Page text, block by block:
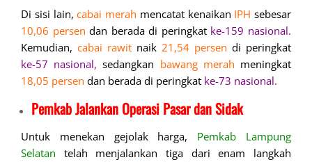
Di sisi lain,cabai merah mencatat kenaikan IPH sebesar
10,06 persen dan berada di peringkat ke-159 nasional.
Kemudian, cabai rawit naik 21,54 persen di peringkat
ke-57 nasional, sedangkan bawang merah meningkat
18,05 persen dan berada di peringkat ke-73 nasional.
Pemkab Jalankan Operasi Pasar dan Sidak
Untuk menekan gejolak harga, Pemkab Lampung
Selatan telah menjalankan tiga dari enam langkah